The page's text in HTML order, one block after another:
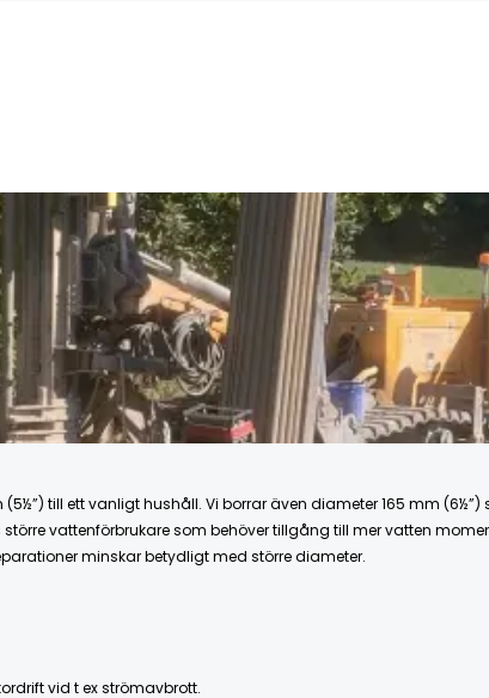
till ett vanligt hushåll. Vi borrar även diameter 165 mm
vattenförbrukare som behöver tillgång till mer vatten
minskar betydligt med större diameter.
vid t ex strömavbrott.